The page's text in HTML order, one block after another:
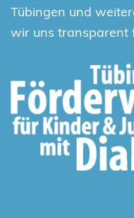
Tübingen und
wir uns transparent